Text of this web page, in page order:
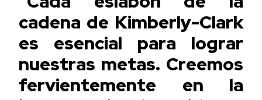
cadena de Kimberly-Clark
es esencial para lograr
nuestras metas. Creemos
fervientemente en la